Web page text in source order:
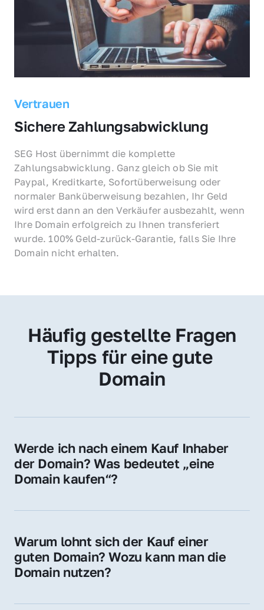
Vertrauen
Sichere Zahlungsabwicklung
SEG Host übernimmt die komplette
Zahlungsabwicklung. Ganz gleich ob Sie mit
Paypal, Kreditkarte, Sofortüberweisung oder
normaler Banküberweisung bezahlen, Ihr Geld
wird erst dann an den Verkäufer ausbezahlt, wenn
Ihre Domain erfolgreich zu Ihnen transferiert
wurde. 100% Geld-zurück-Garantie, falls Sie Ihre
Domain nicht erhalten.
Häufig gestellte Fragen
Tipps für eine gute
Domain
Werde ich nach einem Kauf Inhaber
der Domain? Was bedeutet „eine
Domain kaufen“?
Sie erhalten alle Rechte zur Nutzung,
Domain.
Warum lohnt sich der Kauf einer
guten Domain? Wozu kann man die
Domain nutzen?